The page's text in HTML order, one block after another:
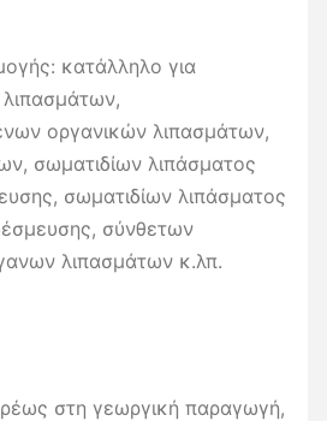
κατάλληλο για
οργανικών λιπασμάτων,
σωματιδίων λιπάσματος
σωματιδίων λιπάσματος
σύνθετων
λιπασμάτων κ.λπ.
στη γεωργική παραγωγή,